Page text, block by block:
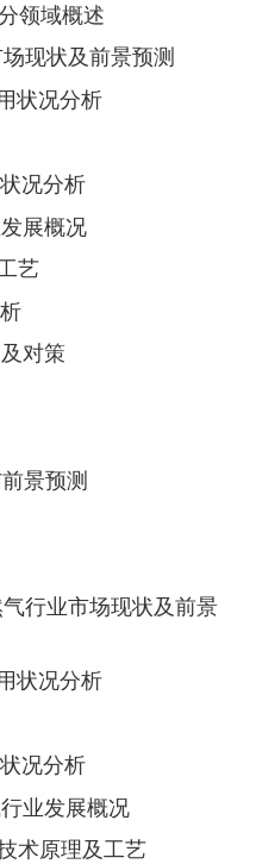
领域概述
现状及前景预测
状况分析
况分析
展概况
艺
对策
景预测
行业市场现状及前景
状况分析
况分析
业发展概况
术原理及工艺